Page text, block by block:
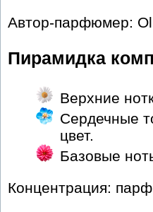
Автор-парфюмер:
Пирамидка
Верхние
Сердечные
цвет.
Базовые
Концентрация: